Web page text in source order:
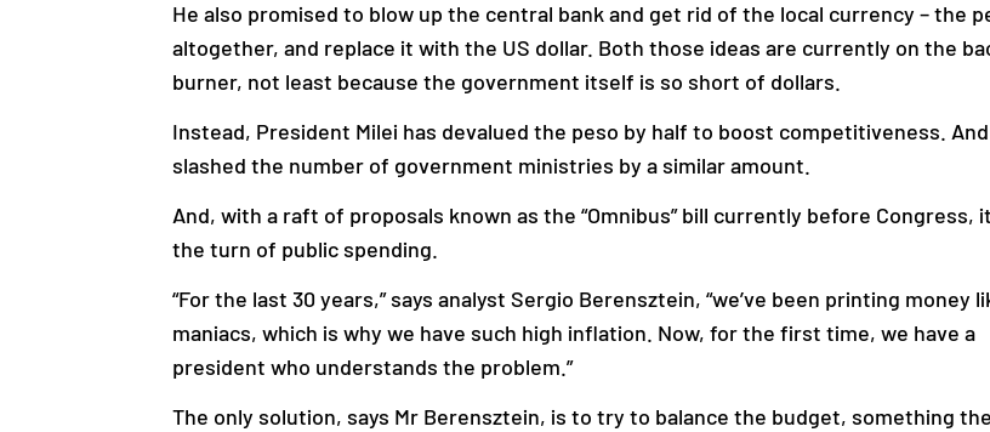
He also promised to blow up the central bank and get rid of the local currency – the
altogether, and replace it with the US dollar. Both those ideas are currently on the
burner, not least because the government itself is so short of dollars.
Instead, President Milei has devalued the peso by half to boost competitiveness. And
slashed the number of government ministries by a similar amount.
And, with a raft of proposals known as the “Omnibus” bill currently before Congress,
the turn of public spending.
“For the last 30 years,” says analyst Sergio Berensztein, “we’ve been printing money
maniacs, which is why we have such high inflation. Now, for the first time, we have a
president who understands the problem.”
The only solution, says Mr Berensztein, is to try to balance the budget, something the